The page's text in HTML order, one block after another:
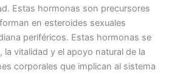
Estas hormonas son precursores
en esteroides sexuales
periféricos. Estas hormonas se
la vitalidad y el apoyo natural de la
corporales que implican al sistema